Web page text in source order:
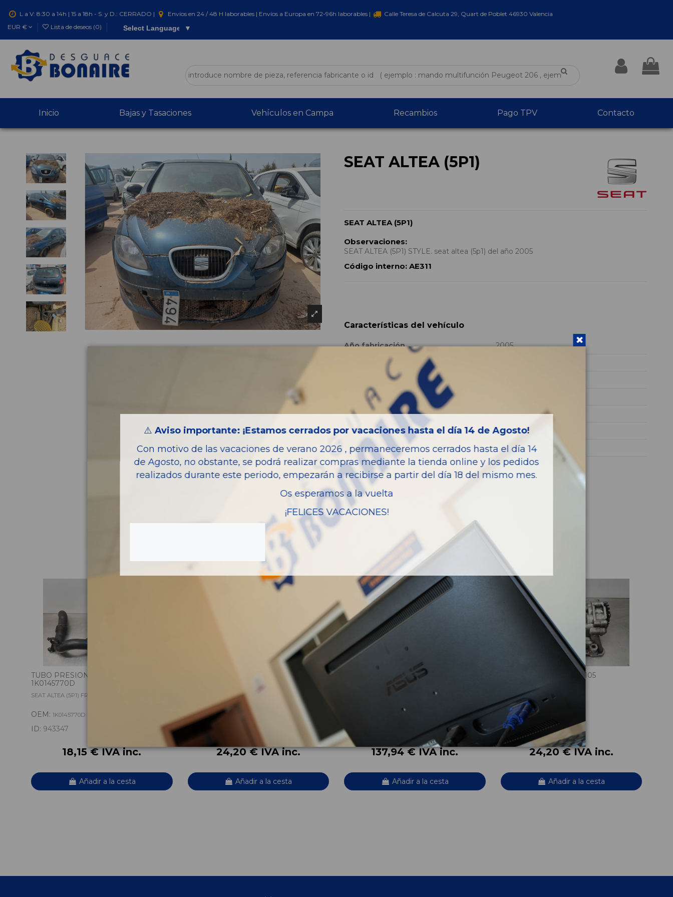
L a V: 8:30 a 14h | 15 a 18h - S. y D.: CERRADO | Envíos en 24 / 48 H laborables | Envíos a Europa en 72-96h laborables |
Calle Teresa de Calcuta 29, Quart de Poblet 46930 Valencia
EUR €
Lista de deseos (0) Select Language ▼
Inicio Bajas y Tasaciones Vehículos en Campa Recambios Pago TPV Contacto
SEAT ALTEA (5P1)
SEAT ALTEA (5P1)
Observaciones:
SEAT ALTEA (5P1) STYLE. seat altea (5p1) del año 2005
Código interno: AE311
Características del vehículo
Año fabricación
2005
Combustible
Versión
Style
Potencia
140CV 103KW
Modelo
ALTEA (5P1)
Piezas almacenadas del vehículo
TUBO PRESION TURBOCOMPRESOR
1K0145770D
SEAT ALTEA (5P1) FREETRACK
OEM: 1K0145770D
ID: 943347
18,15 € IVA inc.
Añadir a la cesta
VALVULA EGR 38131501AN 38129637B
SEAT ALTEA (5P1) FREETRACK
OEM:38131501AN
24,20 € IVA inc.
Añadir a la cesta
CIGUEÑAL 06A105021D
ID:
137,94 € IVA inc.
Añadir a la cesta
BOMBA ACEITE 03G115105
SEAT ALTEA (5P1) FREETRACK
OEM:03G115105
ID:967044
24,20 € IVA inc.
Añadir a la cesta
⚠️ Aviso importante: ¡Estamos cerrados por vacaciones hasta el día 14 de Agosto!
Con motivo de las vacaciones de verano 2026 , permaneceremos cerrados hasta el día 14
de Agosto, no obstante, se podrá realizar compras mediante la tienda online y los pedidos
realizados durante este periodo, empezarán a recibirse a partir del día 18 del mismo mes.
Os esperamos a la vuelta
¡FELICES VACACIONES!